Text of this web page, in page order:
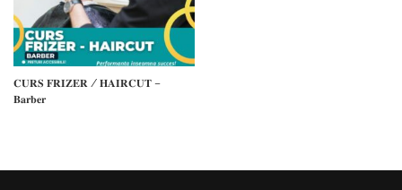
𝐂𝐔𝐑𝐒 𝐅𝐑𝐈𝐙𝐄𝐑 / 𝐇𝐀𝐈𝐑𝐂𝐔𝐓 –
𝐁𝐚𝐫𝐛𝐞𝐫